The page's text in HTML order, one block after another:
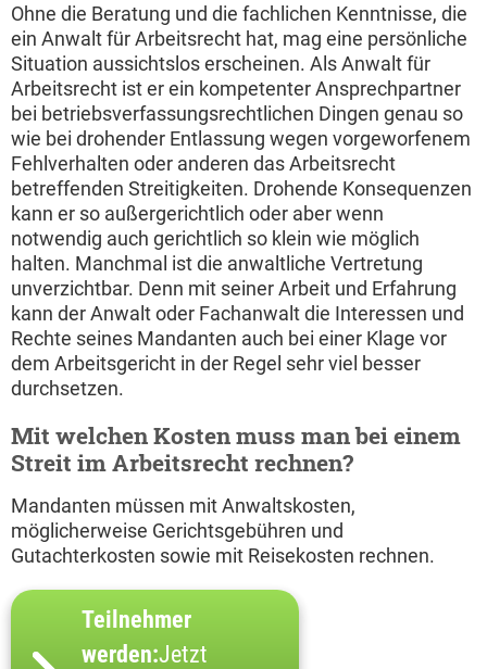
Ohne die Beratung und die fachlichen Kenntnisse, die
ein Anwalt für Arbeitsrecht hat, mag eine persönliche
Situation aussichtslos erscheinen. Als Anwalt für
Arbeitsrecht ist er ein kompetenter Ansprechpartner
bei betriebsverfassungsrechtlichen Dingen genau so
wie bei drohender Entlassung wegen vorgeworfenem
Fehlverhalten oder anderen das Arbeitsrecht
betreffenden Streitigkeiten. Drohende Konsequenzen
kann er so außergerichtlich oder aber wenn
notwendig auch gerichtlich so klein wie möglich
halten. Manchmal ist die anwaltliche Vertretung
unverzichtbar. Denn mit seiner Arbeit und Erfahrung
kann der Anwalt oder Fachanwalt die Interessen und
Rechte seines Mandanten auch bei einer Klage vor
dem Arbeitsgericht in der Regel sehr viel besser
durchsetzen.
Mit welchen Kosten muss man bei einem
Streit im Arbeitsrecht rechnen?
Mandanten müssen mit Anwaltskosten,
möglicherweise Gerichtsgebühren und
Gutachterkosten sowie mit Reisekosten rechnen.
Teilnehmer
werden:Jetzt